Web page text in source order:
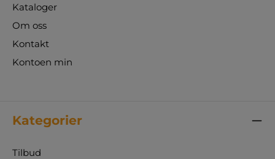
Kataloger
Om oss
Kontakt
Kontoen min
Kategorier
Tilbud